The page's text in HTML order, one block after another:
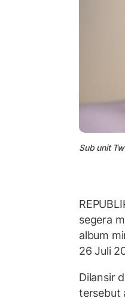
Sub unit
segera
album
26 Juli
Dilansir
tersebut